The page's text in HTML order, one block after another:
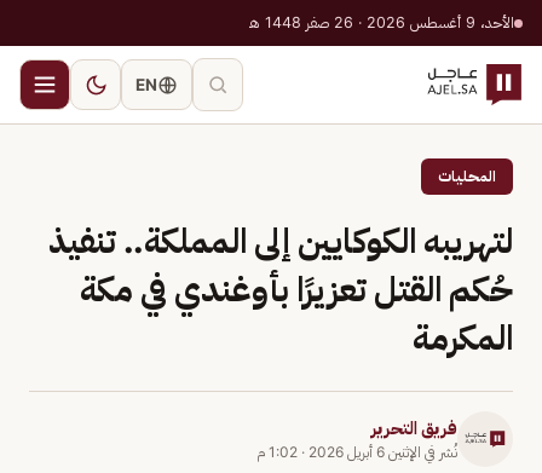
الأحد، 9 أغسطس 2026 · 26 صفر 1448 هـ
EN
المحليات
لتهريبه الكوكايين إلى المملكة.. تنفيذ
حُكم القتل تعزيرًا بأوغندي في مكة
المكرمة
فريق التحرير
نُشر في الإثنين 6 أبريل 2026 · 1:02 م